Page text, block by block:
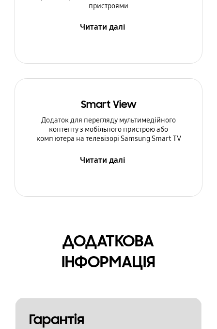
пристроями
Читати далі
Smart View
Додаток для перегляду мультимедійного
контенту з мобільного пристрою або
комп'ютера на телевізорі Samsung Smart TV
Читати далі
ДОДАТКОВА
ІНФОРМАЦІЯ
Гарантія